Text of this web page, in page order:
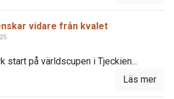
vidare från kvalet
start på världscupen i Tjeckien...
Läs mer